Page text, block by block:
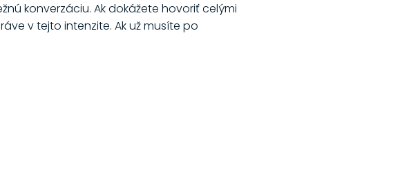
konverzáciu. Ak dokážete hovoriť celými
v tejto intenzite. Ak už musíte po